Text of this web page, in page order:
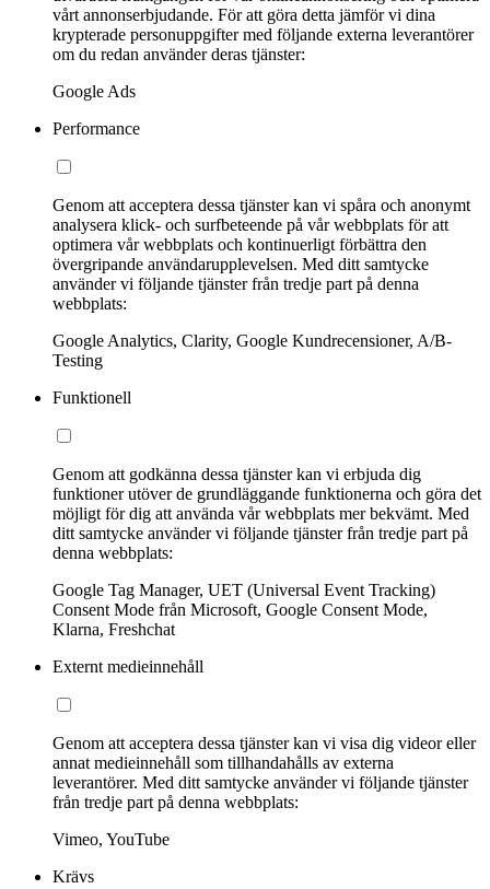
vårt annonserbjudande. För att göra detta jämför vi dina
krypterade personuppgifter med följande externa leverantörer
om du redan använder deras tjänster:
Google Ads
Performance
Genom att acceptera dessa tjänster kan vi spåra och anonymt
analysera klick- och surfbeteende på vår webbplats för att
optimera vår webbplats och kontinuerligt förbättra den
övergripande användarupplevelsen. Med ditt samtycke
använder vi följande tjänster från tredje part på denna
webbplats:
Google Analytics, Clarity, Google Kundrecensioner, A/B-
Testing
Funktionell
Genom att godkänna dessa tjänster kan vi erbjuda dig
funktioner utöver de grundläggande funktionerna och göra det
möjligt för dig att använda vår webbplats mer bekvämt. Med
ditt samtycke använder vi följande tjänster från tredje part på
denna webbplats:
Google Tag Manager, UET (Universal Event Tracking)
Consent Mode från Microsoft, Google Consent Mode,
Klarna, Freshchat
Externt medieinnehåll
Genom att acceptera dessa tjänster kan vi visa dig videor eller
annat medieinnehåll som tillhandahålls av externa
leverantörer. Med ditt samtycke använder vi följande tjänster
från tredje part på denna webbplats:
Vimeo, YouTube
Krävs